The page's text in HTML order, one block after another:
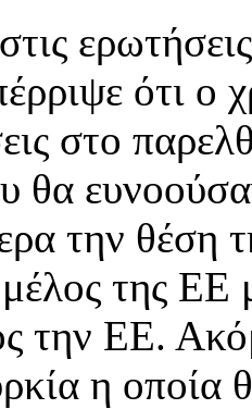
ότι ο
στο
θα
την
της ΕΕ
την ΕΕ.
η οποία